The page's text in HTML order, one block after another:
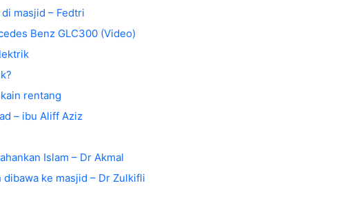
masjid – Fedtri
Benz GLC300 (Video)
rentang
– ibu Aliff Aziz
Islam – Dr Akmal
dibawa ke masjid – Dr Zulkifli